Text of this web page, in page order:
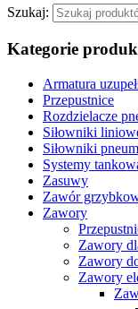
Szukaj:
Kategorie
Armatura
Przepustnice
Rozdzielacze
Siłowniki
Siłowniki
Systemy
Zasuwy
Zawór
Zawory
Zawory
Zawory
Zawory